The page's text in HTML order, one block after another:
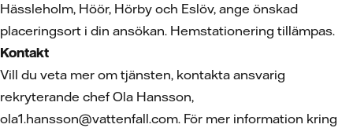
Hässleholm, Höör, Hörby och Eslöv, ange önskad
placeringsort i din ansökan. Hemstationering tillämpas.
Kontakt
Vill du veta mer om tjänsten, kontakta ansvarig
rekryterande chef Ola Hansson,
ola1.hansson@vattenfall.com. För mer information kring